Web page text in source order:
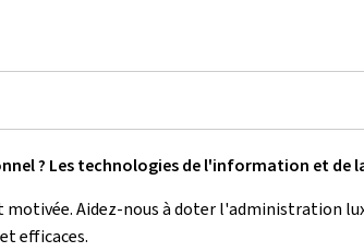
? Les technologies de l'information et de
Aidez-nous à doter l'administration
efficaces.